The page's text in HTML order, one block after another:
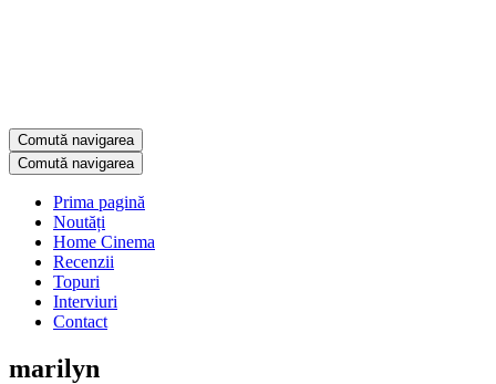
Comută navigarea
Comută navigarea
Prima pagină
Noutăți
Home Cinema
Recenzii
Topuri
Interviuri
Contact
marilyn